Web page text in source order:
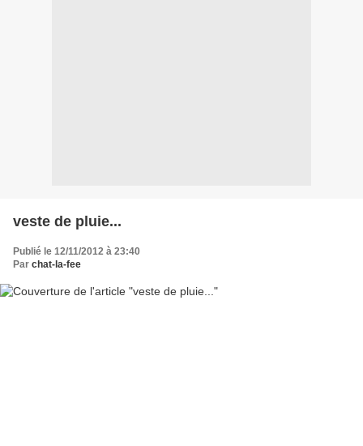
veste de pluie...
Publié le 12/11/2012 à 23:40
Par chat-la-fee